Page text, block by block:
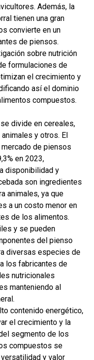
Además, la
tienen una gran
convierte en un
de piensos.
sobre nutrición
formulaciones de
el crecimiento y
así el dominio
compuestos.
divide en cereales,
y otros. El
de piensos
en 2023,
disponibilidad y
son ingredientes
animales, ya que
a un costo menor en
de los alimentos.
y se pueden
del pienso
diversas especies de
los fabricantes de
nutricionales
manteniendo al
contenido energético,
el crecimiento y la
segmento de los
compuestos se
y valor